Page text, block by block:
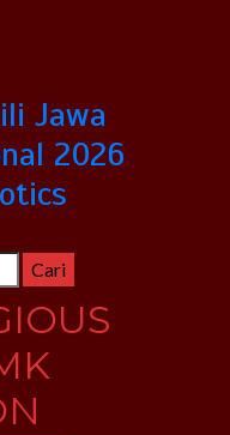
Jawa
2026